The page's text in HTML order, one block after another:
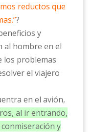
reductos que
?
y
al hombre en el
los problemas
el viajero
en el avión,
al ir entrando,
y